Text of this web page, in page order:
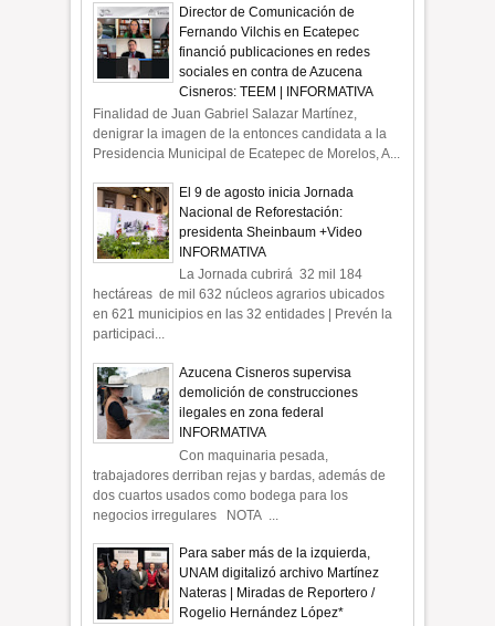
Director de Comunicación de
Fernando Vilchis en Ecatepec
financió publicaciones en redes
sociales en contra de Azucena
Cisneros: TEEM | INFORMATIVA
Finalidad de Juan Gabriel Salazar Martínez,
denigrar la imagen de la entonces candidata a la
Presidencia Municipal de Ecatepec de Morelos, A...
El 9 de agosto inicia Jornada
Nacional de Reforestación:
presidenta Sheinbaum +Video
INFORMATIVA
La Jornada cubrirá 32 mil 184
hectáreas de mil 632 núcleos agrarios ubicados
en 621 municipios en las 32 entidades | Prevén la
participaci...
Azucena Cisneros supervisa
demolición de construcciones
ilegales en zona federal
INFORMATIVA
Con maquinaria pesada,
trabajadores derriban rejas y bardas, además de
dos cuartos usados como bodega para los
negocios irregulares NOTA ...
Para saber más de la izquierda,
UNAM digitalizó archivo Martínez
Nateras | Miradas de Reportero /
Rogelio Hernández López*